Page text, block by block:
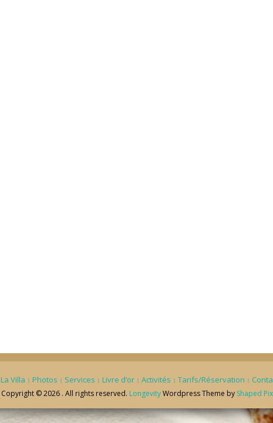
La Villa Photos Services Livre d’or Activités Tarifs/Réservation
Copyright © 2026 . All rights reserved. LongevityWordpress Theme by Shaped